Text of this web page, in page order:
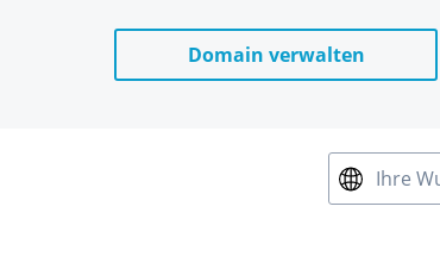
Domain verwalten
Ihre